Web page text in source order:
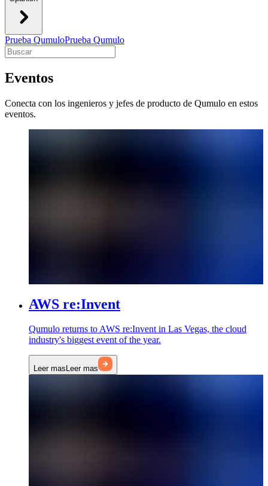
Prueba QumuloPrueba Qumulo
Eventos
Conecta con los ingenieros y jefes de producto de Qumulo en estos
eventos.
AWS re:Invent
Qumulo returns to AWS re:Invent in Las Vegas, the cloud
industry's biggest event of the year.
Leer mas Leer mas